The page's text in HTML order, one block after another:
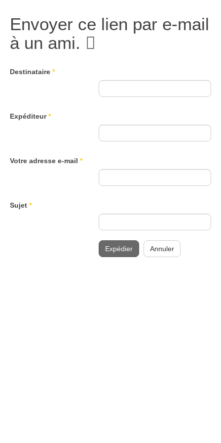
Envoyer ce lien par e-mail
à un ami.
Destinataire *
Expéditeur*
Votre adresse e-mail *
Sujet *
Expédier Annuler